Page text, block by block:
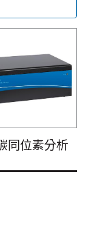
同位素分析